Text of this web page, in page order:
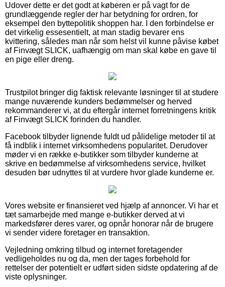
Udover dette er det godt at køberen er på vagt for de
grundlæggende regler der har betydning for ordren, for
eksempel den byttepolitik shoppen har. I den forbindelse er
det virkelig essesentielt, at man stadig bevarer ens
kvittering, således man når som helst vil kunne påvise købet
af Finvægt SLICK, uafhængig om man skal købe en gave til
en pige eller dreng.
Trustpilot bringer dig faktisk relevante løsninger til at studere
mange nuværende kunders bedømmelser og herved
rekommanderer vi, at du eftergår internet forretningens kritik
af Finvægt SLICK forinden du handler.
Facebook tilbyder lignende fuldt ud pålidelige metoder til at
få indblik i internet virksomhedens popularitet. Derudover
møder vi en række e-butikker som tilbyder kunderne at
skrive en bedømmelse af virksomhedens service, hvilket
desuden bør udnyttes til at vurdere hvor glade kunderne er.
Vores website er finansieret ved hjælp af annoncer. Vi har et
tæt samarbejde med mange e-butikker derved at vi
markedsfører deres varer, og opnår honorar når de brugere
vi sender videre foretager en transaktion.
Vejledning omkring tilbud og internet foretagender
vedligeholdes nu og da, men der tages forbehold for
rettelser der potentielt er udført siden sidste opdatering af de
viste oplysninger.